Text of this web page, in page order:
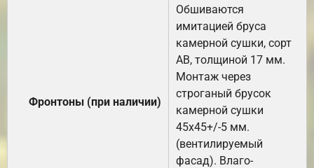
Фронтоны (при наличии)
Обшиваются
имитацией бруса
камерной сушки, сорт
АВ, толщиной 17 мм.
Монтаж через
строганый брусок
камерной сушки
45х45+/-5 мм.
(вентилируемый
фасад). Влаго-